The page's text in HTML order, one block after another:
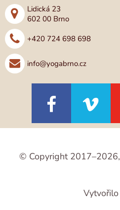
Lidická 23
602 00 Brno
+420 724 698 698
info@yogabrno.cz
© Copyright 2017–2026,
Vytvořilo